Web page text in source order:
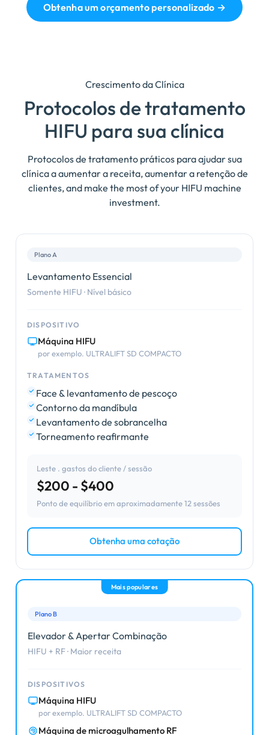
Obtenha um orçamento personalizado →
Crescimento da Clínica
Protocolos de tratamento
HIFU para sua clínica
Protocolos de tratamento práticos para ajudar sua
clínica a aumentar a receita, aumentar a retenção de
clientes,and make the most of your HIFU machine
investment.
Plano A
Levantamento Essencial
Somente HIFU · Nível básico
DISPOSITIVO
Máquina HIFU
por exemplo. ULTRALIFT SD COMPACTO
TRATAMENTOS
Face & levantamento de pescoço
Contorno da mandíbula
Levantamento de sobrancelha
Torneamento reafirmante
Leste . gastos do cliente / sessão
$200 - $400
Ponto de equilíbrio em aproximadamente 12 sessões
Obtenha uma cotação
Mais populares
Plano B
Elevador & Apertar Combinação
HIFU + RF · Maior receita
DISPOSITIVOS
Máquina HIFU
por exemplo. ULTRALIFT SD COMPACTO
Máquina de microagulhamento RF